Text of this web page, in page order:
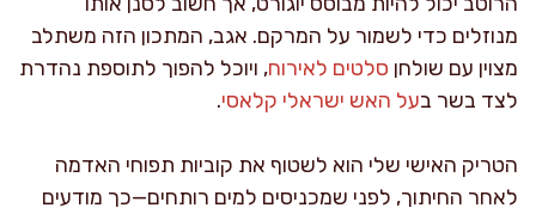
מנוזלים כדי לשמור על המרקם. אגב, המתכון הזה משתלב
מצוין עם שולחן סלטים לאירוח, ויוכל להפוך לתוספת נהדרת
לצד בשר בעל האש ישראלי קלאסי.
הטריק האישי שלי הוא לשטוף את קוביות תפוחי האדמה
לאחר החיתוך, לפני שמכניסים למים רותחים—כך מודעים